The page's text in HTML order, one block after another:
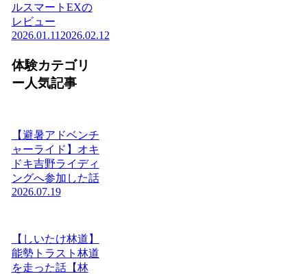
ルスマートEXの
レビュー
2026.01.11 2026.02.12
体験カテゴリ
ー人気記事
【避暑アドベンチ
ャーライド】オキ
ドキ吉野ライディ
ングへ参加した話
2026.07.19
【しいたけ林道】
能勢トラスト林道
を走った話【林